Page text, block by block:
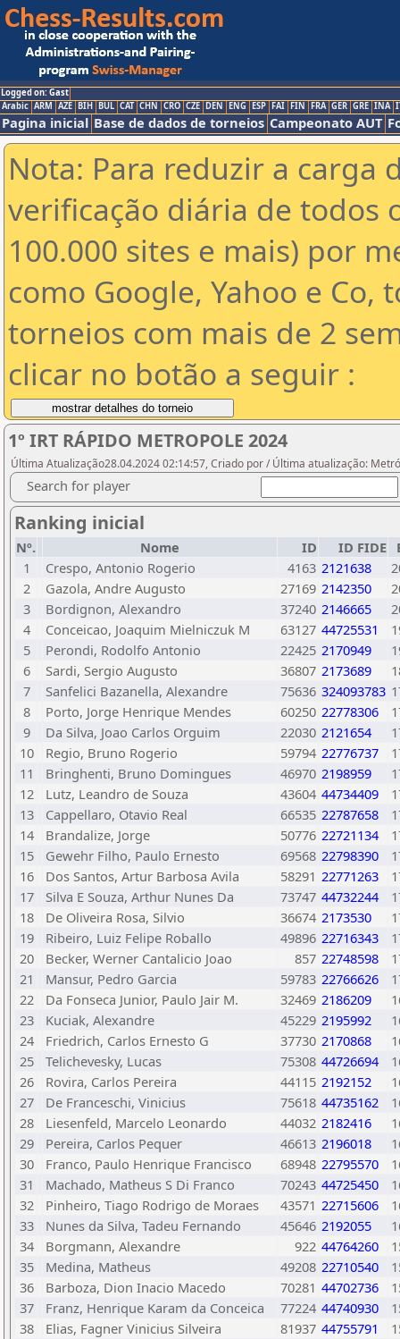
Logged on: Gast
Arabic ARM AZE BIH BUL CAT CHN CRO CZE DEN ENG ESP FAI FIN FRA GER GRE INA
Pagina inicial Base de dados de torneios Campeonato AUT
Nota: Para reduzir a carga
verificação diária de todos
100.000 sites e mais) por
como Google, Yahoo e Co,
torneios com mais de 2
clicar no botão a seguir :
1º IRT RÁPIDO METROPOLE 2024
Última Atualização28.04.2024 02:14:57, Criado por / Última atualização:
Search for player
Ranking inicial
Nº. Nome ID ID FIDE
1
Crespo, Antonio Rogerio 4163 2121638
2
Gazola, Andre Augusto 27169 2142350
3
Bordignon, Alexandro 37240 2146665
4
Conceicao, Joaquim Mielniczuk M 63127 44725531
5
Perondi, Rodolfo Antonio 22425 2170949
6
Sardi, Sergio Augusto 36807 2173689
7
Sanfelici Bazanella, Alexandre 75636 324093783
8
Porto, Jorge Henrique Mendes 60250 22778306
9
Da Silva, Joao Carlos Orguim 22030 2121654
10
Regio, Bruno Rogerio 59794 22776737
11
Bringhenti, Bruno Domingues 46970 2198959
12
Lutz, Leandro de Souza 43604 44734409
13
Cappellaro, Otavio Real 66535 22787658
14
Brandalize, Jorge 50776 22721134
15
Gewehr Filho, Paulo Ernesto 69568 22798390
16
Dos Santos, Artur Barbosa Avila 58291 22771263
17
Silva E Souza, Arthur Nunes Da 73747 44732244
18
De Oliveira Rosa, Silvio 36674 2173530
19
Ribeiro, Luiz Felipe Roballo 49896 22716343
20
Becker, Werner Cantalicio Joao 857 22748598
21
Mansur, Pedro Garcia 59783 22766626
22
Da Fonseca Junior, Paulo Jair M. 32469 2186209
23
Kuciak, Alexandre 45229 2195992
24
Friedrich, Carlos Ernesto G 37730 2170868
25
Telichevesky, Lucas 75308 44726694
26
Rovira, Carlos Pereira 44115 2192152
27
De Franceschi, Vinicius 75618 44735162
28
Liesenfeld, Marcelo Leonardo 44032 2182416
29
Pereira, Carlos Pequer 46613 2196018
30
Franco, Paulo Henrique Francisco 68948 22795570
31
Machado, Matheus S Di Franco 70243 44725450
32
Pinheiro, Tiago Rodrigo de Moraes 43571 22715606
33
Nunes da Silva, Tadeu Fernando 45646 2192055
34
Borgmann, Alexandre 922 44764260
35
Medina, Matheus 49208 22710540
36
Barboza, Dion Inacio Macedo 70281 44702736
37
Franz, Henrique Karam da Conceica 77224 44740930
38
Elias, Fagner Vinicius Silveira 81937 44755791